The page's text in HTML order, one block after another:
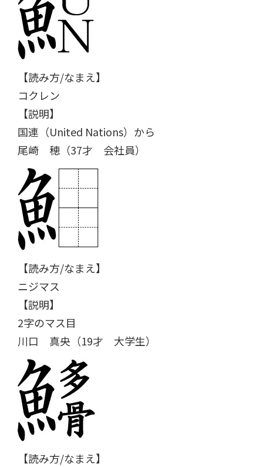
【読み方/なまえ】
コクレン
【説明】
国連（United Nations）から
尾崎 穂（37才 会社員）
【読み方/なまえ】
ニジマス
【説明】
2字のマス目
川口 真央（19才 大学生）
【読み方/なまえ】